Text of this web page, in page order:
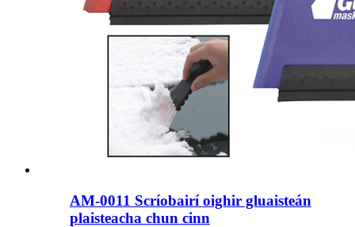
AM-0011 Scríobairí oighir gluaisteán
plaisteacha chun cinn